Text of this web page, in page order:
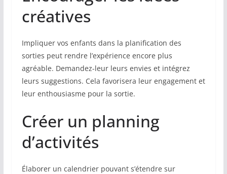
créatives
Impliquer vos enfants dans la planification des
sorties peut rendre l’expérience encore plus
agréable. Demandez-leur leurs envies et intégrez
leurs suggestions. Cela favorisera leur engagement et
leur enthousiasme pour la sortie.
Créer un planning
d’activités
Élaborer un calendrier pouvant s’étendre sur